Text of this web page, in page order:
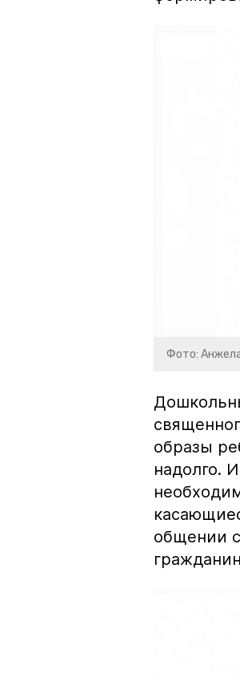
Фото:
образы
надолго.
общении